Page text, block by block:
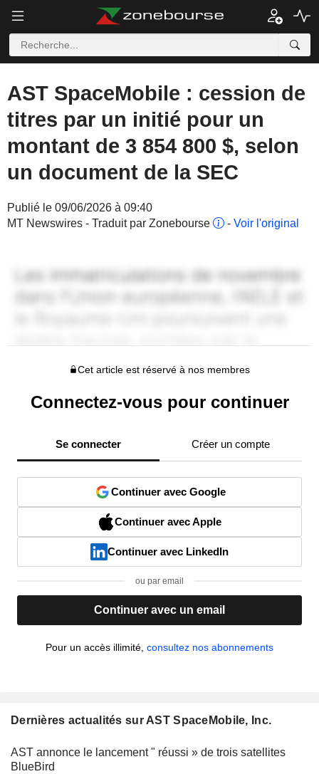
AST SpaceMobile : cession de
titres par un initié pour un
montant de 3 854 800 $, selon
un document de la SEC
Publié le 09/06/2026 à 09:40
MT Newswires - Traduit par Zonebourse
- Voir l'original
Cet article est réservé à nos membres
Connectez-vous pour continuer
Se connecter Créer un compte
Continuer avec Google
Continuer avec Apple
Continuer avec LinkedIn
ou par email
Continuer avec un email
Pour un accès illimité, consultez nos abonnements
Dernières actualités sur AST SpaceMobile, Inc.
AST annonce le lancement " réussi » de trois satellites
BlueBird